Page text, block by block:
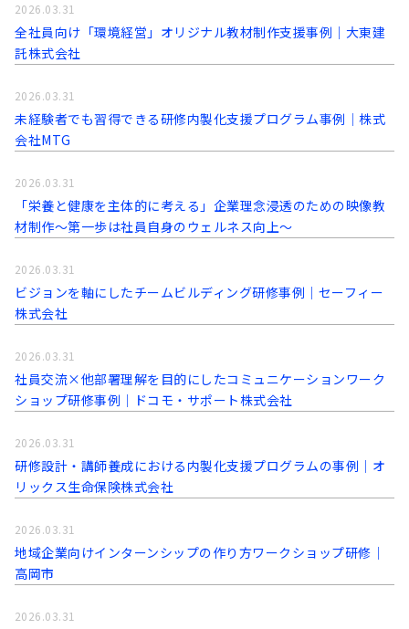
全社員向け「環境経営」オリジナル教材制作支援事例│大東建
託株式会社
2026.03.31
未経験者でも習得できる研修内製化支援プログラム事例│株式
会社MTG
2026.03.31
「栄養と健康を主体的に考える」企業理念浸透のための映像教
材制作～第一歩は社員自身のウェルネス向上～
2026.03.31
ビジョンを軸にしたチームビルディング研修事例｜セーフィー
株式会社
2026.03.31
社員交流×他部署理解を目的にしたコミュニケーションワーク
ショップ研修事例│ドコモ・サポート株式会社
2026.03.31
研修設計・講師養成における内製化支援プログラムの事例│オ
リックス生命保険株式会社
2026.03.31
地域企業向けインターンシップの作り方ワークショップ研修│
高岡市
2026.03.31
2026.03.31